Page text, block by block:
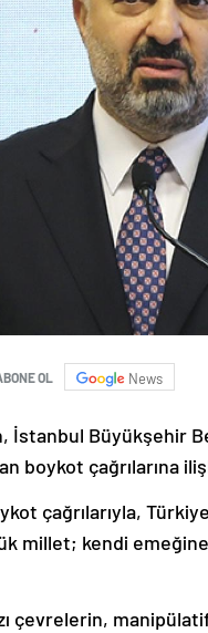
OL News
İstanbul Büyükşehir
boykot çağrılarına
çağrılarıyla,
millet; kendi
çevrelerin,